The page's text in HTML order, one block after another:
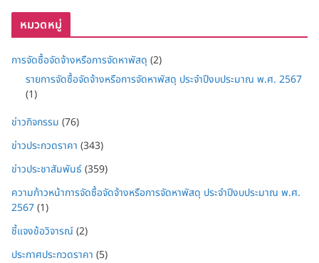
หมวดหมู่
การจัดซื้อจัดจ้างหรือการจัดหาพัสดุ (2)
รายการจัดซื้อจัดจ้างหรือการจัดหาพัสดุ ประจำปีงบประมาณ พ.ศ. 2567
(1)
ข่าวกิจกรรม (76)
ข่าวประกวดราคา (343)
ข่าวประชาสัมพันธ์(359)
ความก้าวหน้าการจัดซื้อจัดจ้างหรือการจัดหาพัสดุ ประจำปีงบประมาณ พ.ศ.
2567(1)
ชี้แจงข้อวิจารณ์(2)
ประกาศประกวดราคา (5)